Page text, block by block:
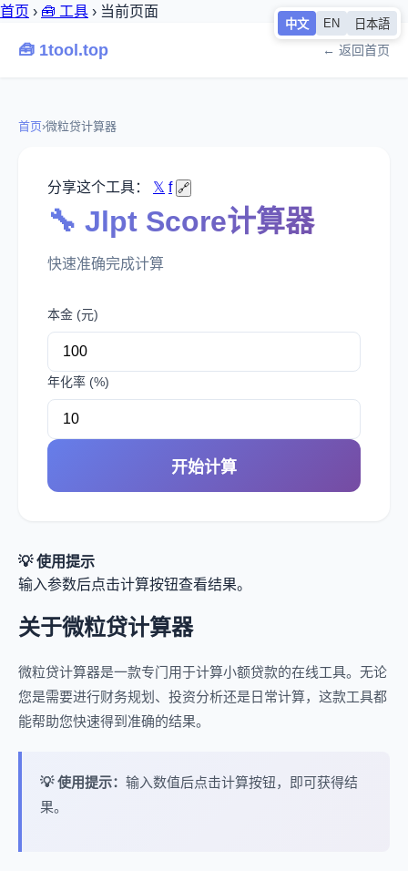
中文 EN 日本語
首页 › 🧰 工具 › 当前页面
🧰 1tool.top ← 返回首页
首页›微粒贷计算器
分享这个工具： 𝕏 f 🔗
🔧 Jlpt Score计算器
快速准确完成计算
本金 (元)
年化率 (%)
开始计算
💡 使用提示
输入参数后点击计算按钮查看结果。
关于微粒贷计算器
微粒贷计算器是一款专门用于计算小额贷款的在线工具。无论
您是需要进行财务规划、投资分析还是日常计算，这款工具都
能帮助您快速得到准确的结果。
💡 使用提示： 输入数值后点击计算按钮，即可获得结
果。